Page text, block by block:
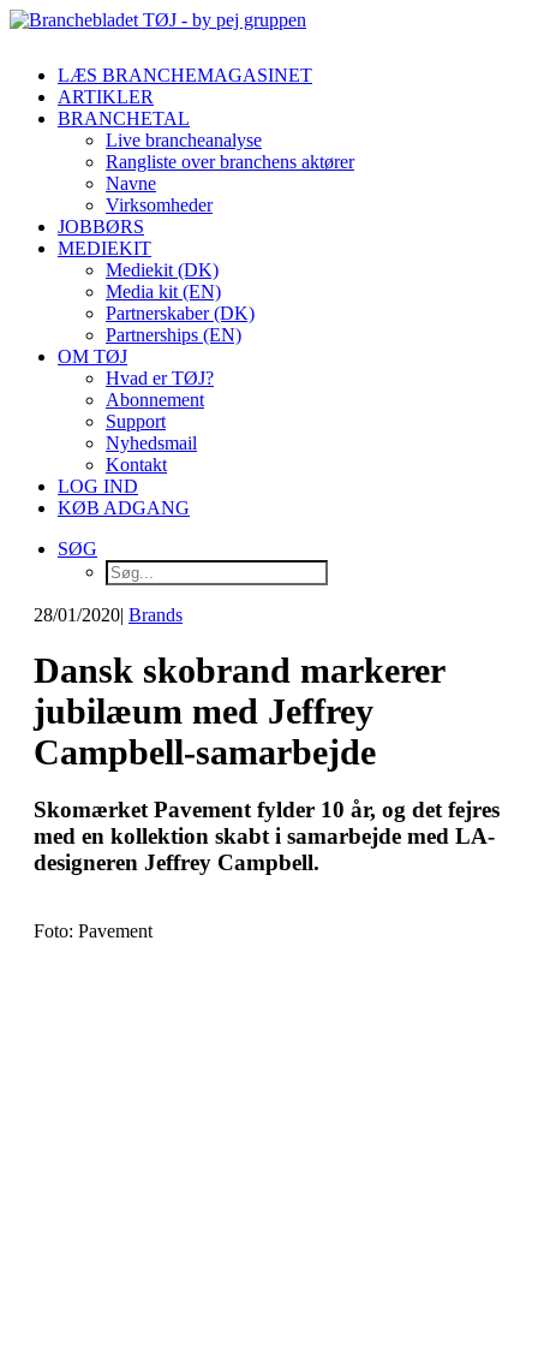
LÆS BRANCHEMAGASINET
ARTIKLER
BRANCHETAL
Live brancheanalyse
Rangliste over branchens aktører
Navne
Virksomheder
JOBBØRS
MEDIEKIT
Mediekit (DK)
Media kit (EN)
Partnerskaber (DK)
Partnerships (EN)
OM TØJ
Hvad er TØJ?
Abonnement
Support
Nyhedsmail
Kontakt
LOG IND
KØB ADGANG
SØG
28/01/2020| Brands
Dansk skobrand markerer
jubilæum med Jeffrey
Campbell-samarbejde
Skomærket Pavement fylder 10 år, og det fejres
med en kollektion skabt i samarbejde med LA-
designeren Jeffrey Campbell.
Foto: Pavement